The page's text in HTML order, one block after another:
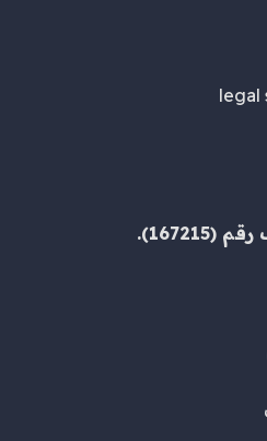
رقم (167215).